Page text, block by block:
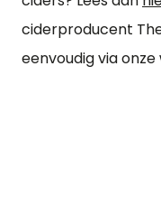
ciderproducent
eenvoudig via onze